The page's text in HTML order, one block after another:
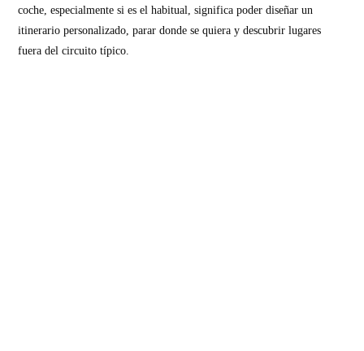
coche, especialmente si es el habitual, significa poder diseñar un
itinerario personalizado, parar donde se quiera y descubrir lugares
fuera del circuito típico.